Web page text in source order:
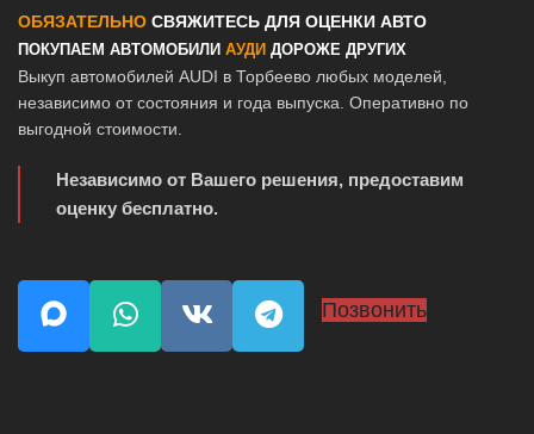
ОБЯЗАТЕЛЬНО СВЯЖИТЕСЬ ДЛЯ ОЦЕНКИ АВТО
ПОКУПАЕМ АВТОМОБИЛИ АУДИ ДОРОЖЕ ДРУГИХ
Выкуп автомобилей AUDI в Торбеево любых моделей,
независимо от состояния и года выпуска. Оперативно по
выгодной стоимости.
Независимо от Вашего решения, предоставим
оценку бесплатно.
Позвонить